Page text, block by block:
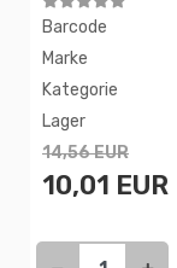
Barcode
Marke
Kategorie
Lager
14,56 EUR
10,01 EUR